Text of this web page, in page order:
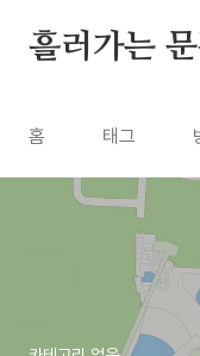
흘러가는
홈 태그